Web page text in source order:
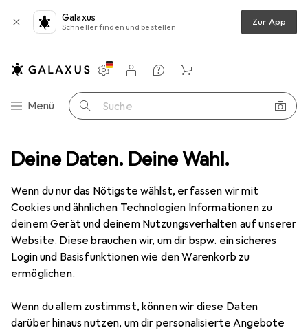
Deine Daten. Deine Wahl.
Wenn du nur das Nötigste wählst, erfassen wir mit
Cookies und ähnlichen Technologien Informationen zu
deinem Gerät und deinem Nutzungsverhalten auf unserer
Website. Diese brauchen wir, um dir bspw. ein sicheres
Login und Basisfunktionen wie den Warenkorb zu
ermöglichen.
Wenn du allem zustimmst, können wir diese Daten
darüber hinaus nutzen, um dir personalisierte Angebote
Galaxus
Schneller finden und bestellen Zur App
Navigation nach Kategorien
Menü Suche
Einstellungen
Kundenkonto
Vergleichslisten
Merklisten
Warenkorb
Etikettendrucker Citizen Cl-E321 Etikettendrucker Black
10 Bilder
CitizenCl-E321 Etikettendrucker Black
Preis in EUR inkl. MwSt.
EUR
379,61